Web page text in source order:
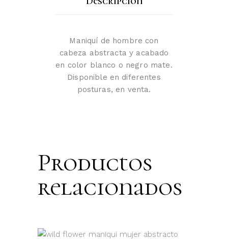
Maniquí de hombre con
cabeza abstracta y acabado
en color blanco o negro mate.
Disponible en diferentes
posturas, en venta.
Productos
relacionados